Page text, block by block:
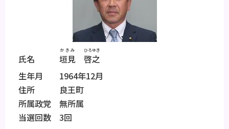
氏名 垣見
かきみ
啓之
ひろゆき
生年月 1964年12月
住所 良王町
所属政党 無所属
当選回数 3回